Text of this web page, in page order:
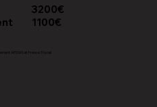
AFDAS et France Travail
3200€
1100€